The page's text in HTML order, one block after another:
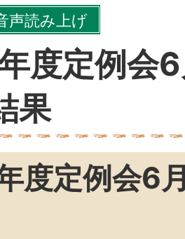
声読み上げ
度定例会
果
度定例会6